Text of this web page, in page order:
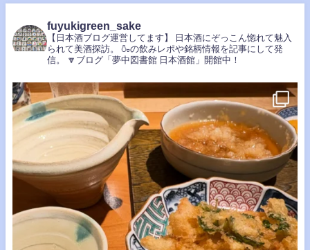
fuyukigreen_sake
【日本酒ブログ運営してます】
日本酒にぞっこん惚れて魅入
られて美酒探訪。
🍶の飲みレポや銘柄情報を記事にして発
信。
🔽ブログ「夢中図書館 日本酒館」開館中！